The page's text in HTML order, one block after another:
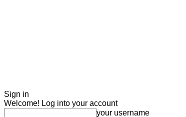
Sign in
Welcome! Log into your account
your username